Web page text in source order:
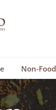
Non-Food